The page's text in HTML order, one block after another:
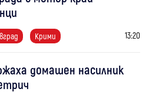
Крими 13:20
домашен насилник